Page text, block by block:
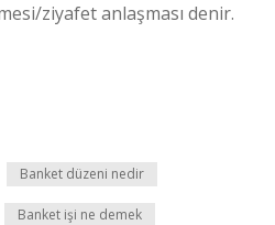
ziyafet anlaşması denir.
Banket düzeni nedir
Banket işi ne demek